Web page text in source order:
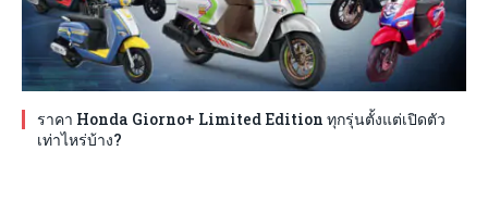
ราคา Honda Giorno+ Limited Edition ทุกรุ่นตั้งแต่เปิดตัว
เท่าไหร่บ้าง?